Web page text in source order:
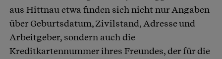
aus Hittnau etwa finden sich nicht nur Angaben
über Geburtsdatum, Zivilstand, Adresse und
Arbeitgeber, sondern auch die
Kreditkartennummer ihres Freundes, der für die